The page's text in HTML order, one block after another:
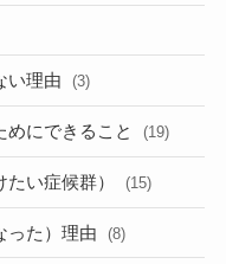
い理由 (3)
めにできること (19)
い症候群） (15)
った）理由 (8)